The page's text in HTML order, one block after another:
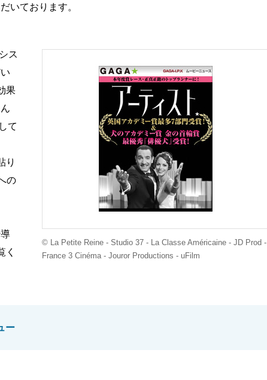
いております。
ス
果
て
り
の
く
© La Petite Reine - Studio 37 - La Classe Américaine - JD Prod -
France 3 Cinéma - Jouror Productions - uFilm
ー